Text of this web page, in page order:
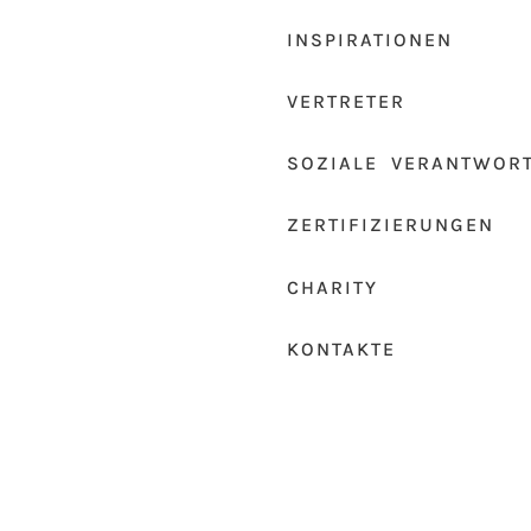
INSPIRATIONEN
VERTRETER
SOZIALE
ZERTIFIZIERUNGEN
CHARITY
KONTAKTE